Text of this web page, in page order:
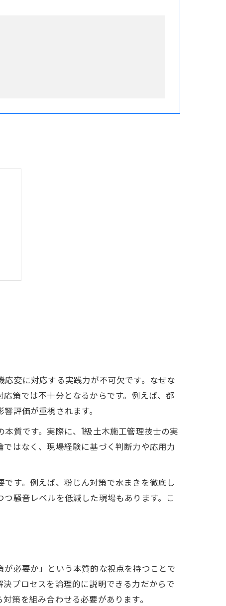
変に対応する実践力が不可欠です。なぜな
策では不十分となるからです。例えば、都
評価が重視されます。
質です。実際に、1級土木施工管理技士の実
はなく、現場経験に基づく判断力や応用力
す。例えば、粉じん対策で水まきを徹底し
騒音レベルを低減した現場もあります。こ
必要か」という本質的な視点を持つことで
プロセスを論理的に説明できる力だからで
策を組み合わせる必要があります。